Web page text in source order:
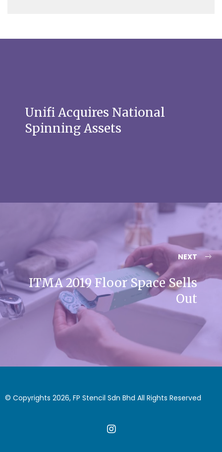
Unifi Acquires National
Spinning Assets
NEXT
ITMA 2019 Floor Space Sells
Out
© Copyrights 2026, FP Stencil Sdn Bhd All Rights Reserved